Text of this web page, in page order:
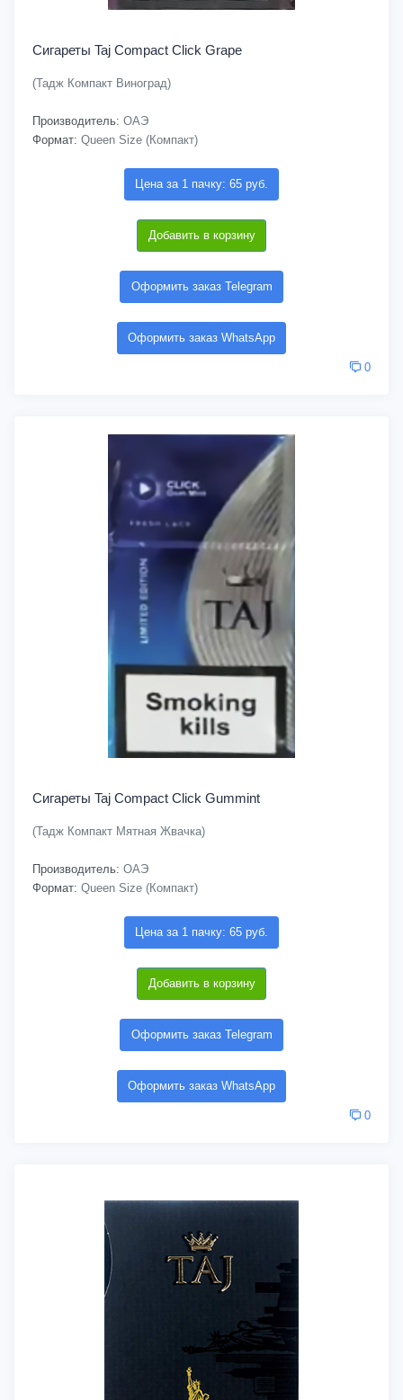
Сигареты Taj Compact Click Grape
(Тадж Компакт Виноград)
Производитель: ОАЭ
Формат: Queen Size (Компакт)
Цена за 1 пачку: 65 руб.
Добавить в корзину
Оформить заказ Telegram
Оформить заказ WhatsApp
0
Сигареты Taj Compact Click Gummint
(Тадж Компакт Мятная Жвачка)
Производитель: ОАЭ
Формат: Queen Size (Компакт)
Цена за 1 пачку: 65 руб.
Добавить в корзину
Оформить заказ Telegram
Оформить заказ WhatsApp
0